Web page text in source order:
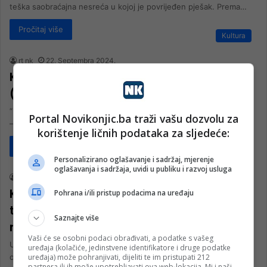
teška saobraćajna nesreća u kojoj je povrijeđen pješak. Prema…
Pročitaj više
Kultura
rt nk 22. Septembra 2024.
KONJIC Liturgija i slava u Čelebićima
(FOTO)
“Liturgija i slava u Čelebićima. Hvala domaćinima na trpezi ljubavi.”
– saopćeno je iz Parohije konjičke.
KONJIC Pješakinja zadobila teške
tjelesne povrede u saobraćajnoj
nezgodi
U Konjicu se jučer dogodila saobraćajna nezgoda u kojoj je teško
ozlijeđena 75-godišnja pješakinja. Dana 5. 9. 2024. godine, u…
Portal Novikonjic.ba traži vašu dozvolu za
korištenje ličnih podataka za sljedeće:
Personalizirano oglašavanje i sadržaj, mjerenje
oglašavanja i sadržaja, uvidi u publiku i razvoj usluga
Pohrana i/ili pristup podacima na uređaju
Saznajte više
Vaši će se osobni podaci obrađivati, a podatke s vašeg
uređaja (kolačiće, jedinstvene identifikatore i druge podatke
uređaja) može pohranjivati, dijeliti te im pristupati 212